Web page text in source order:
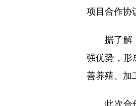
项目合作协
据了解，
强优势，形
善养殖、加
此次合作